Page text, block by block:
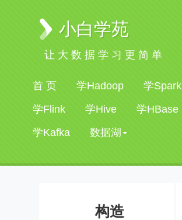
小白学苑
让大数据学习更简单
首 页 学Hadoop
学Spark
学Flink
学Hive
学HBase
学Kafka
数据湖
构造